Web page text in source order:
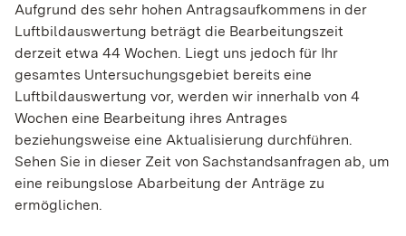
Aufgrund des sehr hohen Antragsaufkommens in der
Luftbildauswertung beträgt die Bearbeitungszeit
derzeit etwa 44 Wochen. Liegt uns jedoch für Ihr
gesamtes Untersuchungsgebiet bereits eine
Luftbildauswertung vor, werden wir innerhalb von 4
Wochen eine Bearbeitung ihres Antrages
beziehungsweise eine Aktualisierung durchführen.
Sehen Sie in dieser Zeit von Sachstandsanfragen ab, um
eine reibungslose Abarbeitung der Anträge zu
ermöglichen.